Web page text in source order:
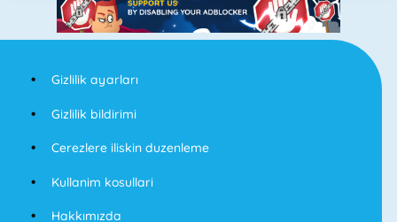
Gizlilik ayarları
Gizlilik bildirimi
Cerezlere iliskin duzenleme
Kullanim kosullari
Hakkımızda